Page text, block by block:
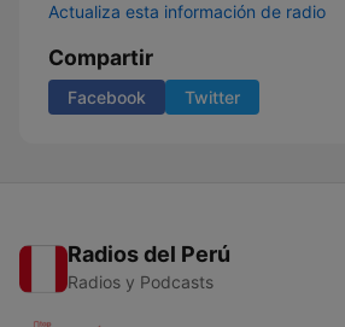
Actualiza esta información de radio
Compartir
Facebook Twitter
Radios del Perú
Radios y Podcasts